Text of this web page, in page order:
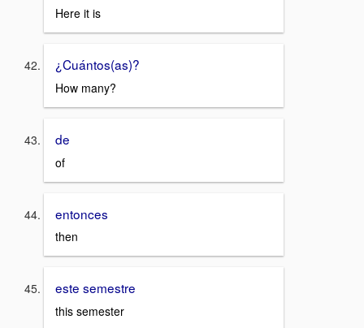
Here it is
¿Cuántos(as)?
How many?
de
of
entonces
then
este semestre
this semester